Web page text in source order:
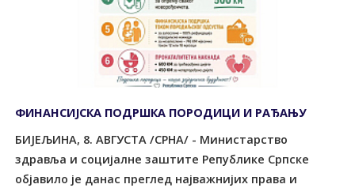
ФИНАНСИЈСКА ПОДРШКА ПОРОДИЦИ И РАЂАЊУ
БИЈЕЉИНА, 8. АВГУСТА /СРНА/ - Министарство
здравља и социјалне заштите Републике Српске
објавило је данас преглед најважнијих права и